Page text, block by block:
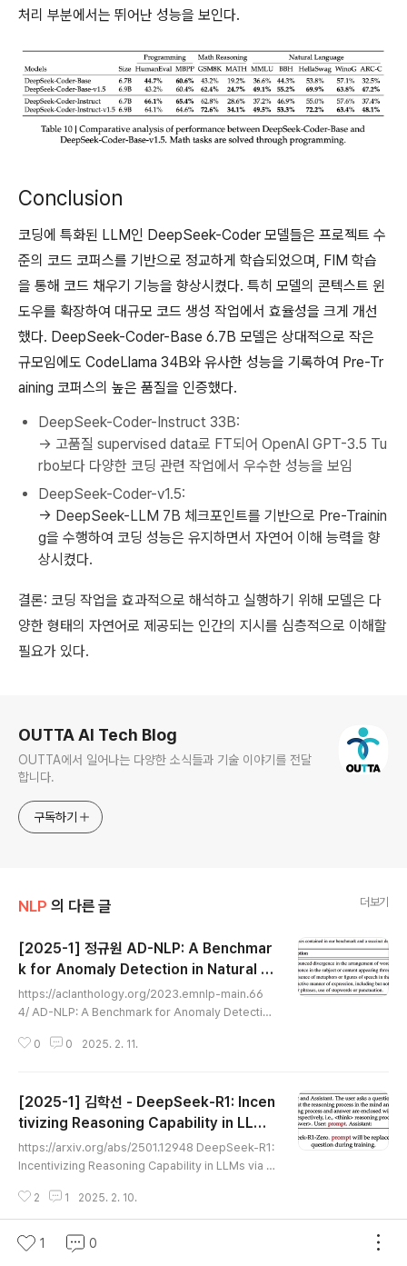
처리 부분에서는 뛰어난 성능을 보인다.
Conclusion
코딩에 특화된 LLM인 DeepSeek-Coder 모델들은 프로젝트 수
준의 코드 코퍼스를 기반으로 정교하게 학습되었으며, FIM 학습
을 통해 코드 채우기 기능을 향상시켰다. 특히 모델의 콘텍스트 윈
도우를 확장하여 대규모 코드 생성 작업에서 효율성을 크게 개선
했다. DeepSeek-Coder-Base 6.7B 모델은 상대적으로 작은
규모임에도 CodeLlama 34B와 유사한 성능을 기록하여 Pre-Tr
aining 코퍼스의 높은 품질을 인증했다.
DeepSeek-Coder-Instruct 33B:
→ 고품질 supervised data로 FT되어 OpenAI GPT-3.5 Tu
rbo보다 다양한 코딩 관련 작업에서 우수한 성능을 보임
DeepSeek-Coder-v1.5:
→ DeepSeek-LLM 7B 체크포인트를 기반으로 Pre-Trainin
g을 수행하여 코딩 성능은 유지하면서 자연어 이해 능력을 향
상시켰다.
결론: 코딩 작업을 효과적으로 해석하고 실행하기 위해 모델은 다
양한 형태의 자연어로 제공되는 인간의 지시를 심층적으로 이해할
필요가 있다.
OUTTA AI Tech Blog
OUTTA에서 일어나는 다양한 소식들과 기술 이야기를 전달
합니다.
구독하기
NLP 의 다른 글 더보기
[2025-1] 정규원 AD-NLP: A Benchmar
k for Anomaly Detection in Natural L
anguage Processing
https://aclanthology.org/2023.emnlp-main.66
4/ AD-NLP: A Benchmark for Anomaly Detection
drei Manolache, Marius Popescu. Proceedings
ogy.org 이전까지는 데이터셋의 일부 클래스를 다운샘플
링 하였는데 이는 재현성 문제와 특정 유형의 이상을 감지
하는 데 편향된 모델이라는 점에서 정교한 시나리오 인식
이 어렵다는 문제를 야기했다. 본 논문에서는 통합된 벤치
0 0 2025. 2. 11.
[2025-1] 김학선 - DeepSeek-R1: Incen
tivizing Reasoning Capability in LLMs
via Reinforcement Learning
https://arxiv.org/abs/2501.12948 DeepSeek-R1:
Incentivizing Reasoning Capability in LLMs via R
eneration reasoning models, DeepSeek-R1-Zer
o and DeepSeek-R1. DeepSeek-R1-Zero, a mo
del trained via large-scale reinforcement learni
ng (RL) without supervised fine-tuning (SFT) as
2 1 2025. 2. 10.
1 0